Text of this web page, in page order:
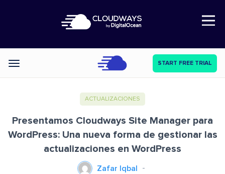
Open Nav
Categories START FREE TRIAL
ACTUALIZACIONES
Presentamos Cloudways Site Manager para
WordPress: Una nueva forma de gestionar las
actualizaciones en WordPress
Zafar Iqbal